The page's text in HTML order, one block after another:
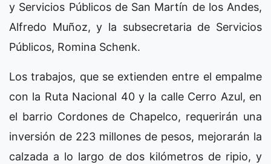
y Servicios Públicos de San Martín de los Andes,
Alfredo Muñoz, y la subsecretaria de Servicios
Públicos, Romina Schenk.
Los trabajos, que se extienden entre el empalme
con la Ruta Nacional 40 y la calle Cerro Azul, en
el barrio Cordones de Chapelco, requerirán una
inversión de 223 millones de pesos, mejorarán la
calzada a lo largo de dos kilómetros de ripio, y